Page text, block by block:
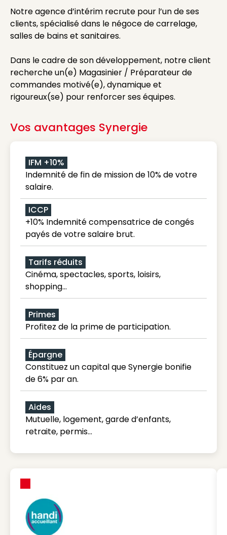
Notre agence d’intérim recrute pour l’un de ses
clients, spécialisé dans le négoce de carrelage,
salles de bains et sanitaires.
Dans le cadre de son développement, notre client
recherche un(e) Magasinier / Préparateur de
commandes motivé(e), dynamique et
rigoureux(se) pour renforcer ses équipes.
Vos avantages Synergie
IFM +10%
Indemnité de fin de mission de 10% de votre
salaire.
ICCP
+10% Indemnité compensatrice de congés
payés de votre salaire brut.
Tarifs réduits
Cinéma, spectacles, sports, loisirs,
shopping...
Primes
Profitez de la prime de participation.
Épargne
Constituez un capital que Synergie bonifie
de 6% par an.
Aides
Mutuelle, logement, garde d’enfants,
retraite, permis…